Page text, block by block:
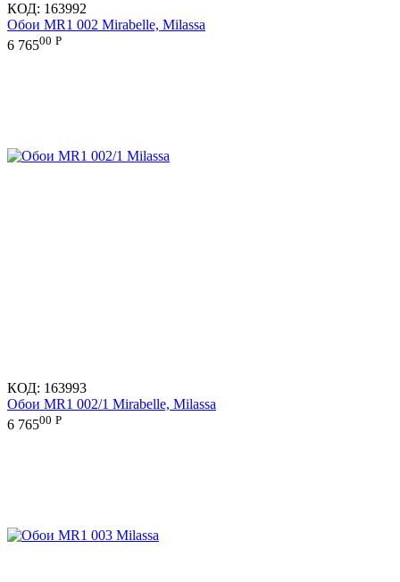
КОД: 163992
Обои MR1 002 Mirabelle, Milassa
6 76500 Р
КОД: 163993
Обои MR1 002/1 Mirabelle, Milassa
6 76500 Р